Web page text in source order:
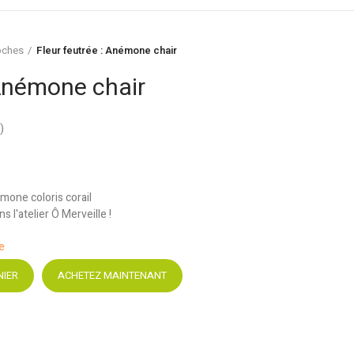
Fleur feutrée : Anémone chair
chair
)
coloris corail
l'atelier Ô Merveille !
ACHETEZ MAINTENANT